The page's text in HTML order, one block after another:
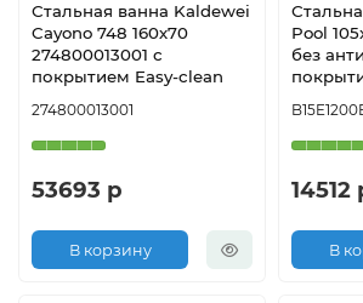
Стальная ванна Kaldewei
Cayono 748 160х70
274800013001 с
покрытием Easy-clean
274800013001
53693 р
В корзину
Pool
без
14512
В